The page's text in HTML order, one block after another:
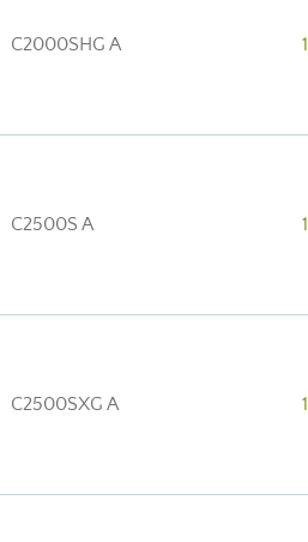
C2000SHG A
C2500S A
C2500SXG A